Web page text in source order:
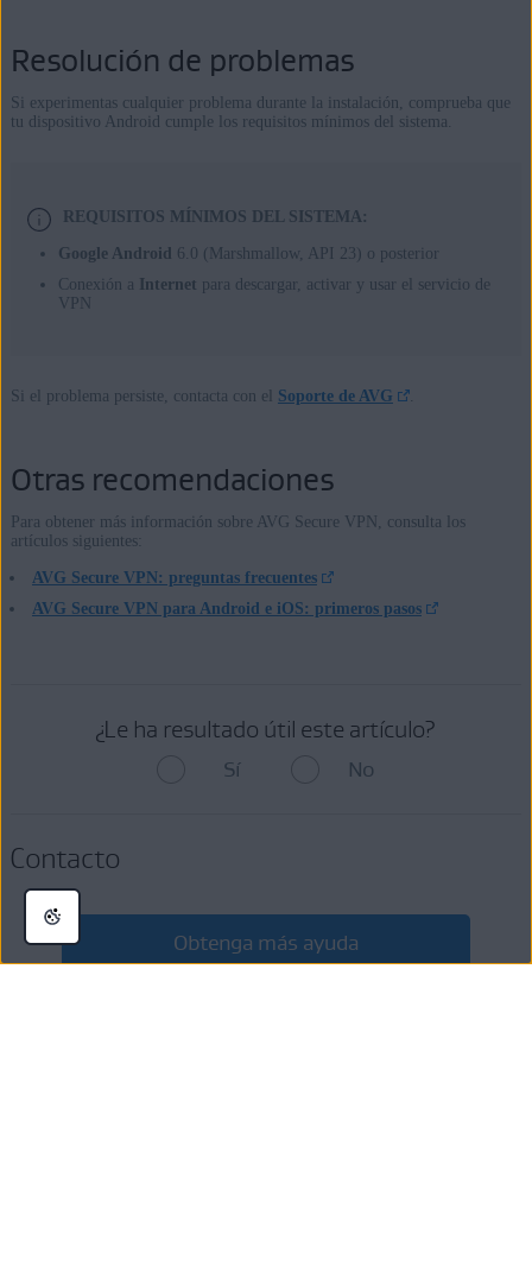
Resolución de problemas
Si experimentas cualquier problema durante la instalación, comprueba que
tu dispositivo Android cumple los requisitos mínimos del sistema.
REQUISITOS MÍNIMOS DEL SISTEMA:
Google Android 6.0 (Marshmallow, API 23) o posterior
Conexión a Internet para descargar, activar y usar el servicio de
VPN
Si el problema persiste, contacta con el Soporte de AVG
Otras recomendaciones
Para obtener más información sobre AVG Secure VPN, consulta los
artículos siguientes:
AVG Secure VPN: preguntas frecuentes
AVG Secure VPN para Android e iOS: primeros pasos
¿Le ha resultado útil este artículo?
Sí No
Contacto
Obtenga más ayuda